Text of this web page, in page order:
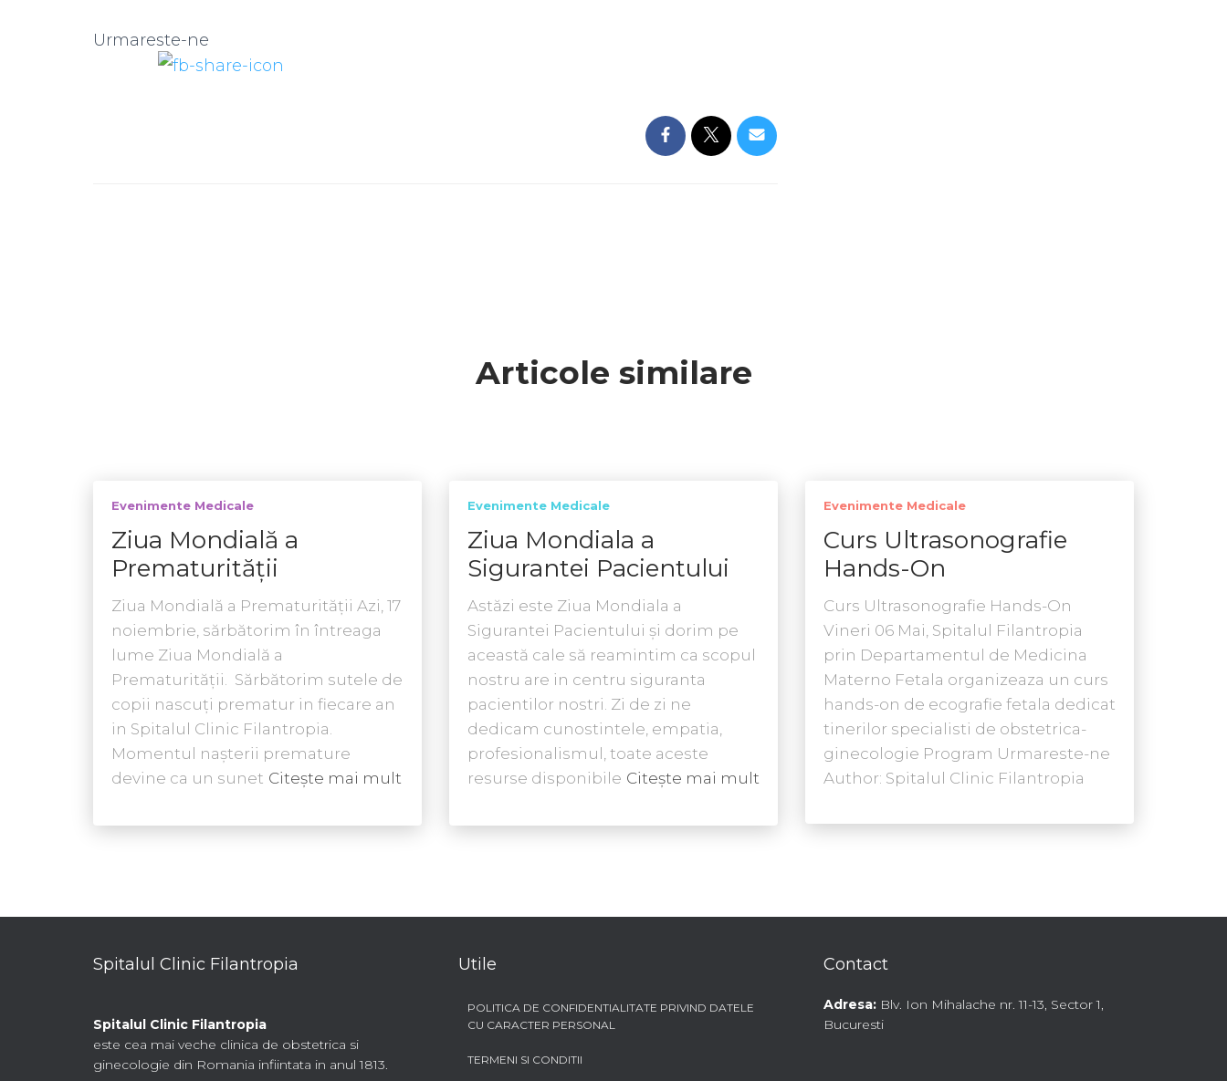
Urmareste-ne
Articole similare
Evenimente Medicale
Ziua Mondială a
Prematurităţii
Ziua Mondială a Prematurităţii Azi, 17
noiembrie, sărbătorim în întreaga
lume Ziua Mondială a
Prematurităţii. Sărbătorim sutele de
copii nascuți prematur in fiecare an
in Spitalul Clinic Filantropia.
Momentul nașterii premature
devine ca un sunet Citește mai mult
Evenimente Medicale
Ziua Mondiala a
Sigurantei Pacientului
Astăzi este Ziua Mondiala a
Sigurantei Pacientului și dorim pe
această cale să reamintim ca scopul
nostru are in centru siguranta
pacientilor nostri. Zi de zi ne
dedicam cunostintele, empatia,
profesionalismul, toate aceste
resurse disponibile Citește mai mult
Evenimente Medicale
Curs Ultrasonografie
Hands-On
Curs Ultrasonografie Hands-On
Vineri 06 Mai, Spitalul Filantropia
prin Departamentul de Medicina
Materno Fetala organizeaza un curs
hands-on de ecografie fetala dedicat
tinerilor specialisti de obstetrica-
ginecologie Program Urmareste-ne
Author: Spitalul Clinic Filantropia
Spitalul Clinic Filantropia
Spitalul Clinic Filantropia
este cea mai veche clinica de obstetrica si
ginecologie din Romania infiintata in anul 1813.
Utile
POLITICA DE CONFIDENTIALITATE PRIVIND DATELE
CU CARACTER PERSONAL
TERMENI SI CONDITII
Contact
Adresa: Blv. Ion Mihalache nr. 11-13, Sector 1,
Bucuresti